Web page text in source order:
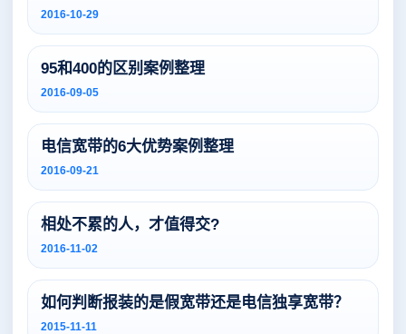
2016-10-29
95和400的区别案例整理
2016-09-05
电信宽带的6大优势案例整理
2016-09-21
相处不累的人，才值得交?
2016-11-02
如何判断报装的是假宽带还是电信独享宽带？
2015-11-11